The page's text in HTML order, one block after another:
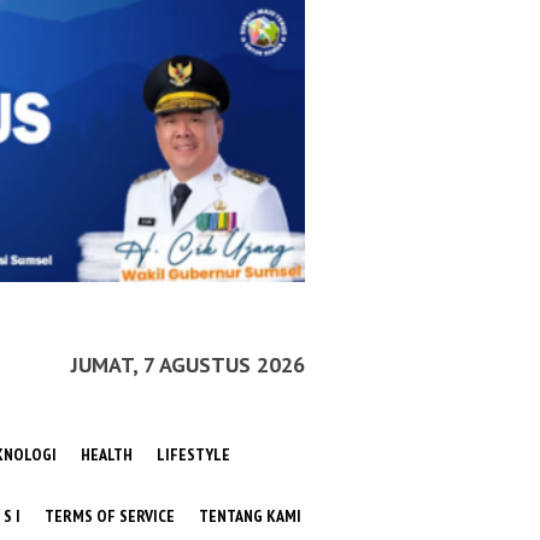
JUMAT, 7 AGUSTUS 2026
HEALTH LIFESTYLE
S I TERMS OF SERVICE TENTANG KAMI